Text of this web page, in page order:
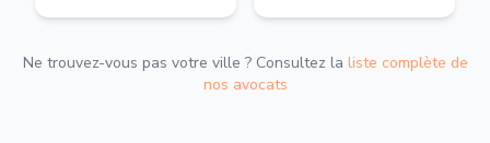
Ne trouvez-vous pas votre ville ? Consultez la liste complète de
nos avocats